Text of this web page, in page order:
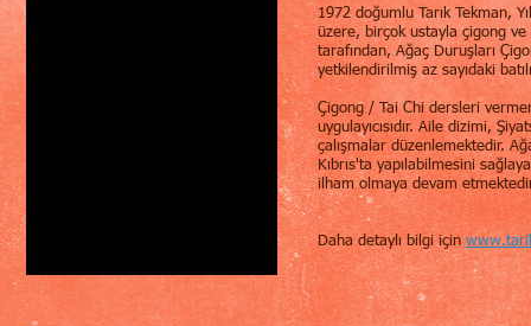
1972 doğumlu Tarık Tekman,
üzere, birçok ustayla çigong ve
tarafından, Ağaç Duruşları
yetkilendirilmiş az sayıdaki
Çigong / Tai Chi dersleri
uygulayıcısıdır. Aile dizimi,
çalışmalar düzenlemektedir.
Kıbrıs'ta yapılabilmesini
ilham olmaya devam
Daha detaylı bilgi için